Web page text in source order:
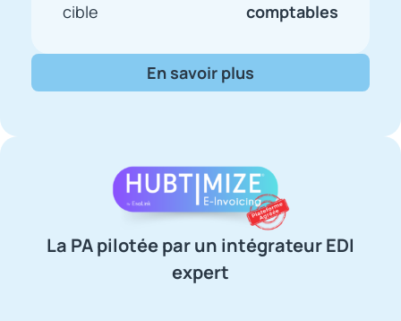
cible
comptables
En savoir plus
La PA pilotée par un intégrateur EDI
expert